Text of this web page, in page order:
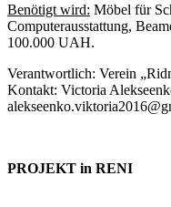
Benötigt wird: Möbel für
Computerausstattung,
100.000 UAH.
Verantwortlich: Verein
Kontakt: Victoria
PROJEKT in RENI